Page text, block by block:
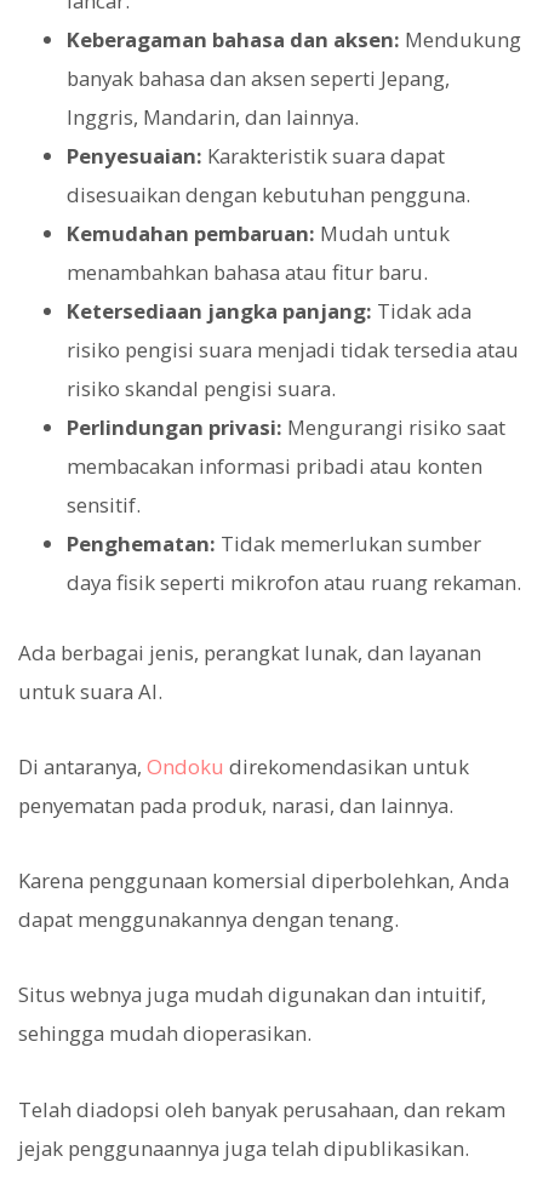
Keberagaman bahasa dan aksen: Mendukung
banyak bahasa dan aksen seperti Jepang,
Inggris, Mandarin, dan lainnya.
Penyesuaian: Karakteristik suara dapat
disesuaikan dengan kebutuhan pengguna.
Kemudahan pembaruan: Mudah untuk
menambahkan bahasa atau fitur baru.
Ketersediaan jangka panjang: Tidak ada
risiko pengisi suara menjadi tidak tersedia atau
risiko skandal pengisi suara.
Perlindungan privasi: Mengurangi risiko saat
membacakan informasi pribadi atau konten
sensitif.
Penghematan: Tidak memerlukan sumber
daya fisik seperti mikrofon atau ruang rekaman.
Ada berbagai jenis, perangkat lunak, dan layanan
untuk suara AI.
Di antaranya, Ondoku direkomendasikan untuk
penyematan pada produk, narasi, dan lainnya.
Karena penggunaan komersial diperbolehkan, Anda
dapat menggunakannya dengan tenang.
Situs webnya juga mudah digunakan dan intuitif,
sehingga mudah dioperasikan.
Telah diadopsi oleh banyak perusahaan, dan rekam
jejak penggunaannya juga telah dipublikasikan.